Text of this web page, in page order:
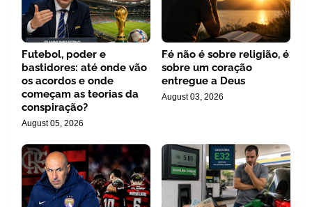
Futebol, poder e
bastidores: até onde vão
os acordos e onde
começam as teorias da
conspiração?
August 05, 2026
Fé não é sobre religião, é
sobre um coração
entregue a Deus
August 03, 2026